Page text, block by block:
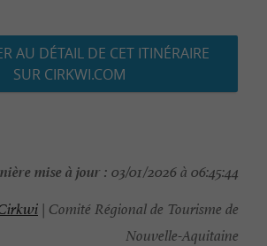
AU DÉTAIL DE CET ITINÉRAIRE
SUR CIRKWI.COM
mise à jour : 03/01/2026 à 06:45:44
| Comité Régional de Tourisme de
Nouvelle-Aquitaine